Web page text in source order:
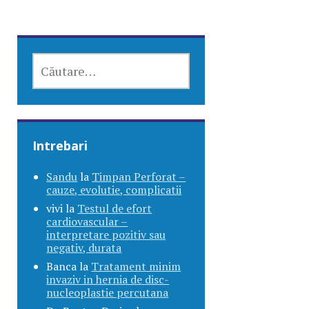
DUPĂ:
Intrebari
Sandu la Timpan Perforat –
cauze, evolutie, complicatii
vivi la Testul de efort
cardiovascular –
interpretare pozitiv sau
negativ, durata
Banca la Tratament minim
invaziv in hernia de disc-
nucleoplastie percutana